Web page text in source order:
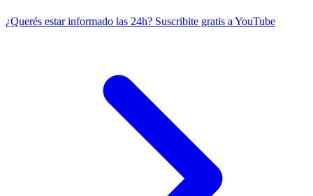
¿Querés estar informado las 24h? Suscribite gratis a YouTube